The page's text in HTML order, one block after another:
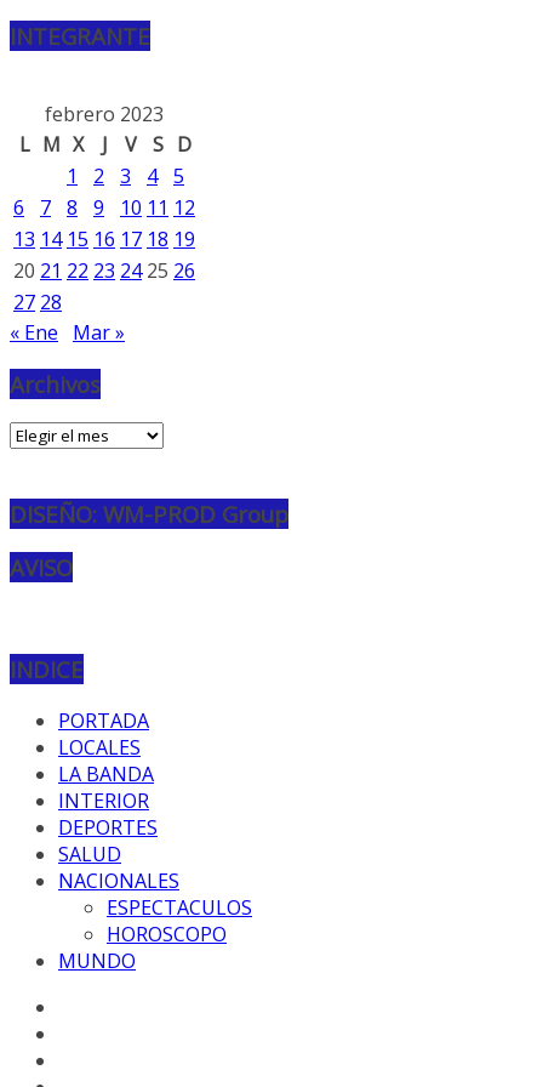
INTEGRANTE
febrero 2023
L M X J V S D
1
2 3 4 5
6
7 8 9 10 11 12
13 14 15 16 17 18 19
20 21 22 23 24 25 26
27 28
« Ene
Mar »
Archivos
Archivos
DISEÑO: WM-PROD Group
AVISO
INDICE
PORTADA
LOCALES
LA BANDA
INTERIOR
DEPORTES
SALUD
NACIONALES
ESPECTACULOS
HOROSCOPO
MUNDO